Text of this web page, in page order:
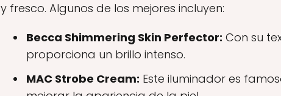
y fresco. Algunos de los mejores incluyen:
Becca Shimmering Skin Perfector: Con su
proporciona un brillo intenso.
MAC Strobe Cream: Este iluminador es